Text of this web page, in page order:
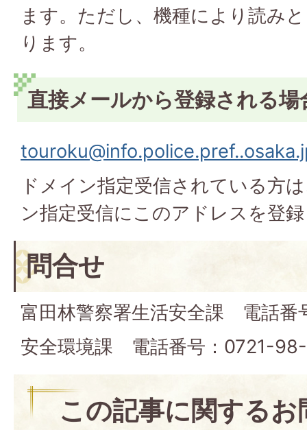
ます。ただし、機種により読み
ります。
直接メールから登録される場
ドメイン指定受信されている方
ン指定受信にこのアドレスを登
問合せ
富田林警察署生活安全課 電話
安全環境課 電話番号：0721-
この記事に関する